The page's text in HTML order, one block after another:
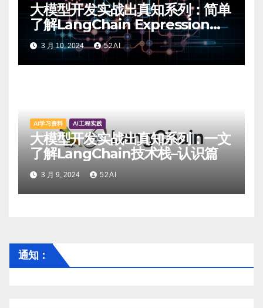
大模型开发实战出真知系列：简单
了解LangChain Expression
Language-实战篇
3 月 10, 2024 52AI
AI学习资料 AI工程实践
大模型开发实战出真知系列：一文
了解LangChain技术栈–认识篇
3 月 9, 2024 52AI
通知：